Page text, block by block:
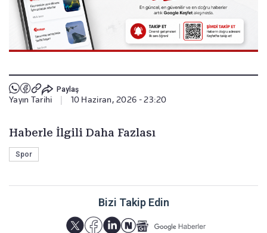
Paylaş
Yayın Tarihi 10 Haziran, 2026 - 23:20
Haberle İlgili Daha Fazlası
Spor
Bizi Takip Edin